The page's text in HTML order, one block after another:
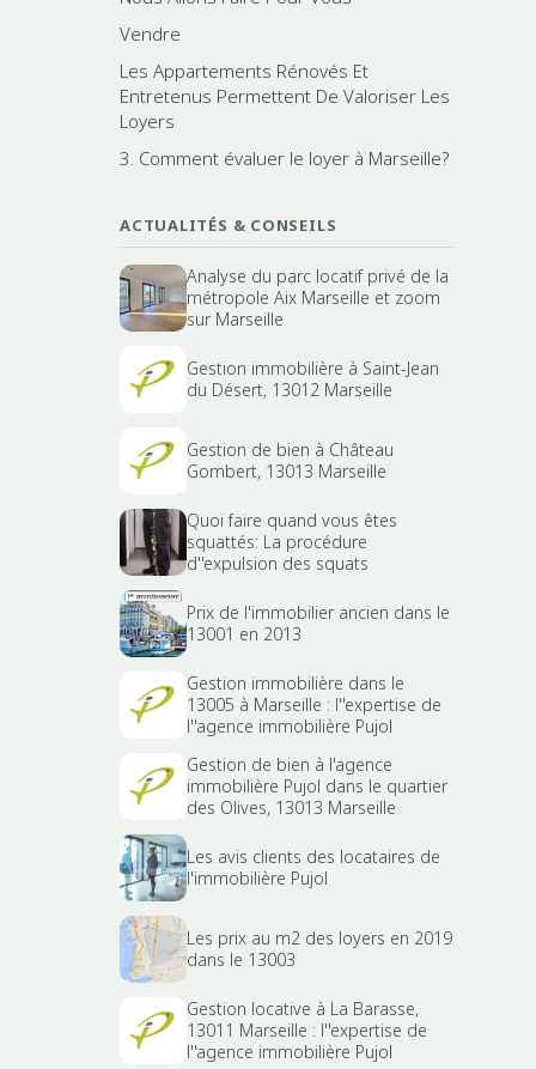
Vendre
Les Appartements Rénovés Et
Entretenus Permettent De Valoriser Les
Loyers
3. Comment évaluer le loyer à Marseille?
ACTUALITÉS & CONSEILS
Analyse du parc locatif privé de la
métropole Aix Marseille et zoom
sur Marseille
Gestion immobilière à Saint-Jean
du Désert, 13012 Marseille
Gestion de bien à Château
Gombert, 13013 Marseille
Quoi faire quand vous êtes
squattés: La procédure
d''expulsion des squats
Prix de l'immobilier ancien dans le
13001 en 2013
Gestion immobilière dans le
13005 à Marseille : l''expertise de
l''agence immobilière Pujol
Gestion de bien à l'agence
immobilière Pujol dans le quartier
des Olives, 13013 Marseille
Les avis clients des locataires de
l'immobilière Pujol
Les prix au m2 des loyers en 2019
dans le 13003
Gestion locative à La Barasse,
13011 Marseille : l''expertise de
l''agence immobilière Pujol